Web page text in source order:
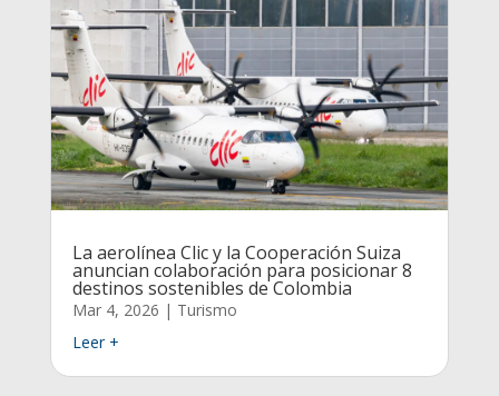
La aerolínea Clic y la Cooperación Suiza
anuncian colaboración para posicionar 8
destinos sostenibles de Colombia
Mar 4, 2026 | Turismo
Leer +